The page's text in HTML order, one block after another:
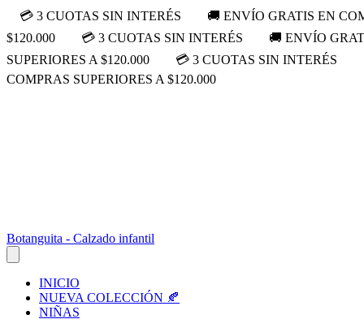
💳 3 CUOTAS SIN INTERÉS 🚚 ENVÍO GRATIS EN
$120.000
💳 3 CUOTAS SIN INTERÉS 🚚 ENVÍO
SUPERIORES A $120.000
💳 3 CUOTAS SIN INTERÉS
COMPRAS SUPERIORES A $120.000
Botanguita - Calzado infantil
INICIO
NUEVA COLECCIÓN 🍂
NIÑAS